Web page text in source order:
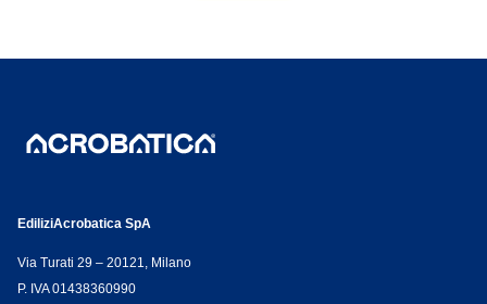
EdiliziAcrobatica SpA
Via Turati 29 – 20121, Milano
P. IVA 01438360990